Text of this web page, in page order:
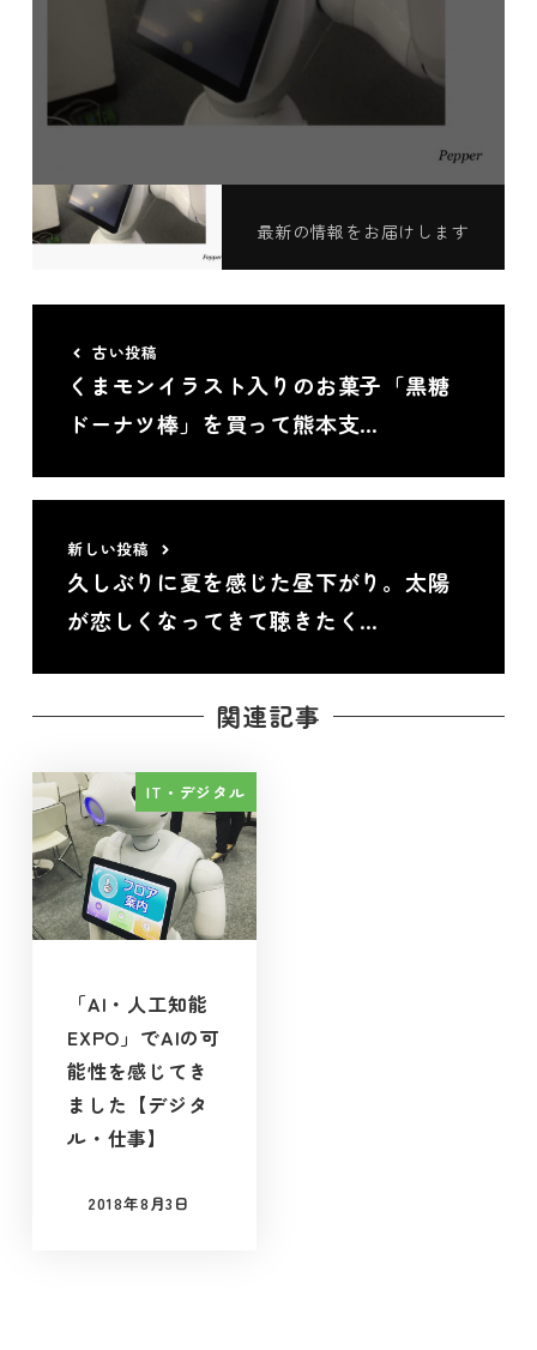
この記事が気に入ったら
いいね！しよう
最新の情報をお届けします
古い投稿
くまモンイラスト入りのお菓子「黒糖
ドーナツ棒」を買って熊本支…
新しい投稿
久しぶりに夏を感じた昼下がり。太陽
が恋しくなってきて聴きたく…
関連記事
IT・デジタル
「AI・人工知能
EXPO」でAIの可
能性を感じてき
ました【デジタ
ル・仕事】
投稿日
2018年8月3日